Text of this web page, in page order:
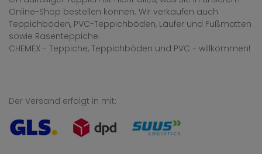
Online-Shop bestellen können. Wir verkaufen auch
Teppichböden, PVC-Teppichböden, Läufer und Fußmatten
sowie Rasenteppiche.
CHEMEX - Teppiche, Teppichböden und PVC - willkommen!
Der Versand erfolgt in mit: